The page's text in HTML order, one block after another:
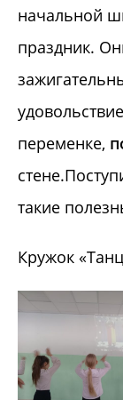
начальной
праздник.
переменке,
такие
Кружок